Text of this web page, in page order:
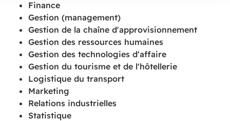
Finance
Gestion (management)
Gestion de la chaîne d'approvisionnement
Gestion des ressources humaines
Gestion des technologies d'affaire
Gestion du tourisme et de l'hôtellerie
Logistique du transport
Marketing
Relations industrielles
Statistique